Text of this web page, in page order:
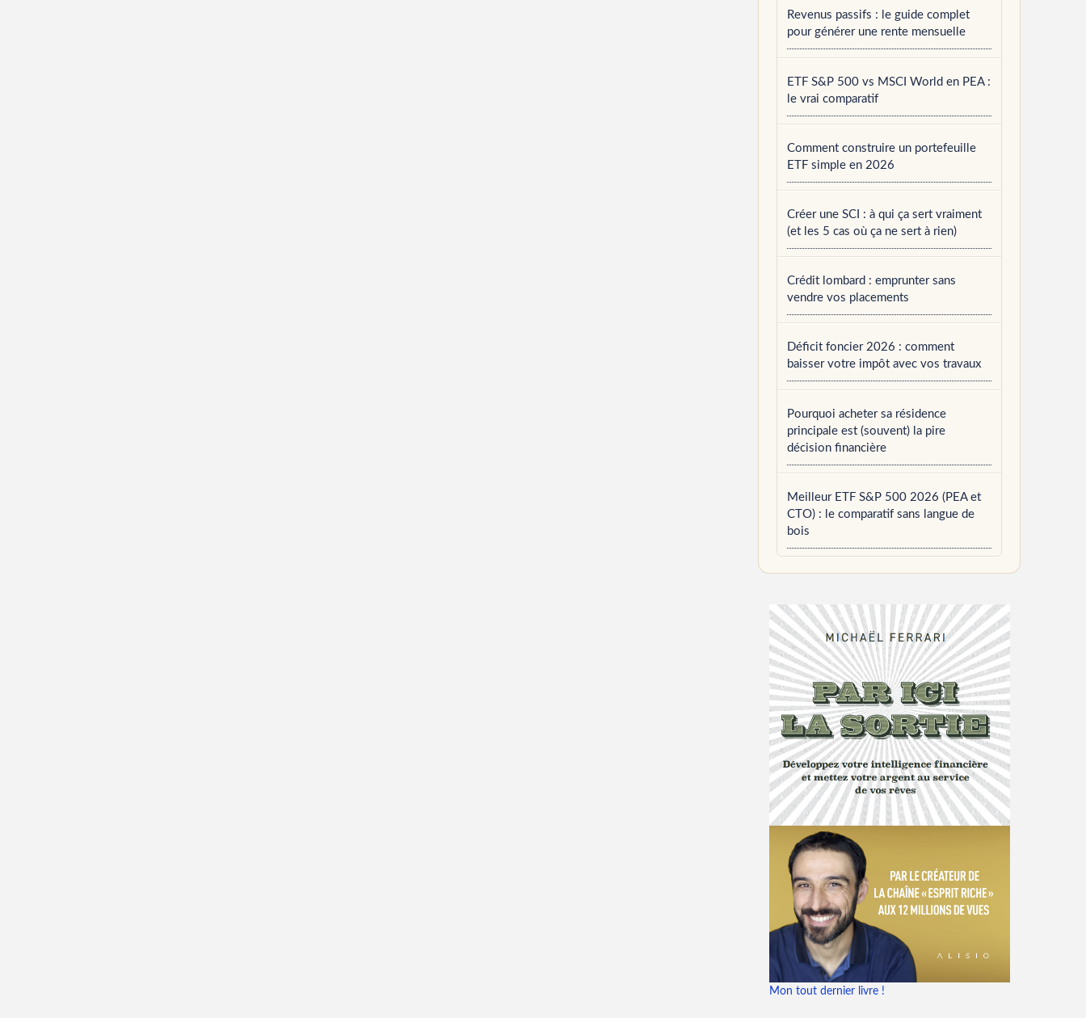
Revenus passifs : le guide complet
pour générer une rente mensuelle
ETF S&P 500 vs MSCI World en PEA :
le vrai comparatif
Comment construire un portefeuille
ETF simple en 2026
Créer une SCI : à qui ça sert vraiment
(et les 5 cas où ça ne sert à rien)
Crédit lombard : emprunter sans
vendre vos placements
Déficit foncier 2026 : comment
baisser votre impôt avec vos travaux
Pourquoi acheter sa résidence
principale est (souvent) la pire
décision financière
Meilleur ETF S&P 500 2026 (PEA et
CTO) : le comparatif sans langue de
bois
Mon tout dernier livre !